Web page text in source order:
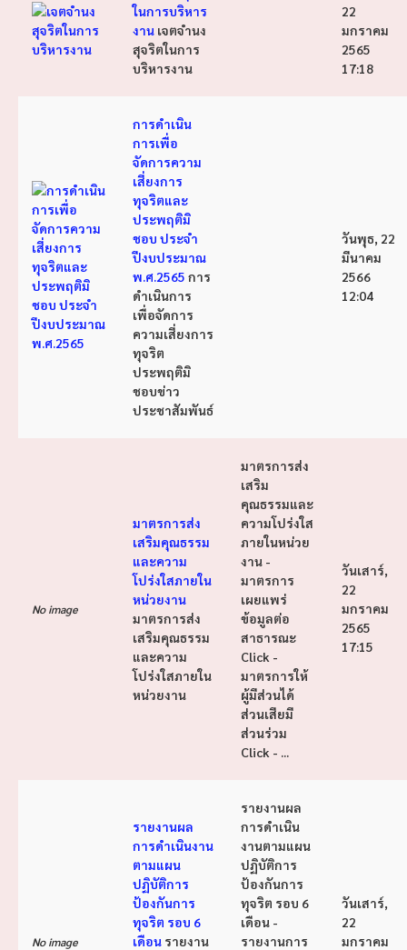
ในการบริหาร
งาน เจตจำนง
สุจริตในการ
บริหารงาน
22
มกราคม
2565
17:18
การดำเนิน
การเพื่อ
จัดการความ
เสี่ยงการ
ทุจริตและ
ประพฤติมิ
ชอบ ประจำ
ปีงบประมาณ
พ.ศ.2565 การ
ดำเนินการ
เพื่อจัดการ
ความเสี่ยงการ
ทุจริต
ประพฤติมิ
ชอบข่าว
ประชาสัมพันธ์
วันพุธ, 22
มีนาคม
2566
12:04
No image
มาตรการส่ง
เสริมคุณธรรม
และความ
โปร่งใสภายใน
หน่วยงาน
มาตรการส่ง
เสริมคุณธรรม
และความ
โปร่งใสภายใน
หน่วยงาน
มาตรการส่ง
เสริม
คุณธรรมและ
ความโปร่งใส
ภายในหน่วย
งาน -
มาตรการ
เผยแพร่
ข้อมูลต่อ
สาธารณะ
Click -
มาตรการให้
ผู้มีส่วนได้
ส่วนเสียมี
ส่วนร่วม
Click - ...
วันเสาร์,
22
มกราคม
2565
17:15
No image
รายงานผล
การดำเนินงาน
ตามแผน
ปฏิบัติการ
ป้องกันการ
ทุจริต รอบ 6
เดือน รายงาน
รายงานผล
การดำเนิน
งานตามแผน
ปฏิบัติการ
ป้องกันการ
ทุจริต รอบ 6
เดือน -
รายงานการ
วันเสาร์,
22
มกราคม